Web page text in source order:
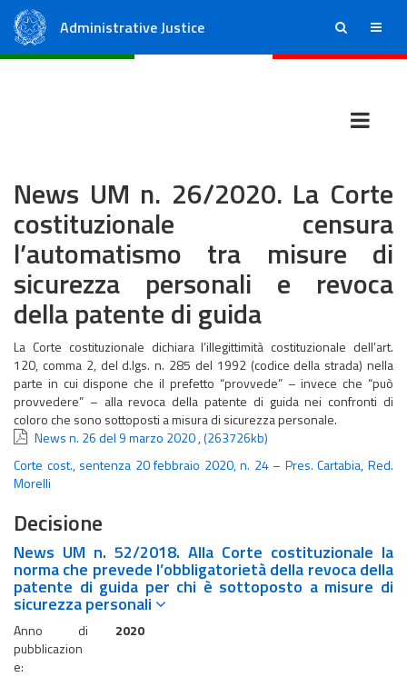
Administrative Justice ricerca menu
News UM n. 26/2020. La Corte
costituzionale censura
l’automatismo tra misure di
sicurezza personali e revoca
della patente di guida
La Corte costituzionale dichiara l’illegittimità costituzionale dell’art.
120, comma 2, del d.lgs. n. 285 del 1992 (codice della strada) nella
parte in cui dispone che il prefetto “provvede” – invece che “può
provvedere” – alla revoca della patente di guida nei confronti di
coloro che sono sottoposti a misura di sicurezza personale.
News n. 26 del 9 marzo 2020,(263726kb)
Corte cost., sentenza 20 febbraio 2020, n. 24 – Pres. Cartabia, Red.
Morelli
Decisione
News UM n. 52/2018. Alla Corte costituzionale la
norma che prevede l’obbligatorietà della revoca della
patente di guida per chi è sottoposto a misure di
sicurezza personali
Anno di
pubblicazion
e:
2020